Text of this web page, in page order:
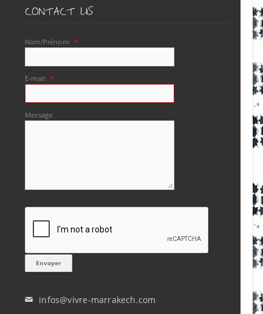
Nom/Prénom: *
E-mail: *
Message:
✉ infos@vivre-marrakech.com